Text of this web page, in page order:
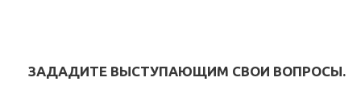
ЗАДАДИТЕ ВЫСТУПАЮЩИМ СВОИ ВОПРОСЫ.